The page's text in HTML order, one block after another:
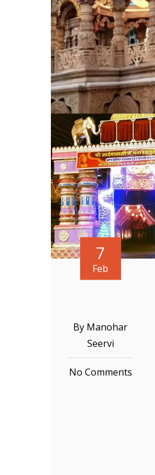
7
Feb
By Manohar
Seervi
No Comments